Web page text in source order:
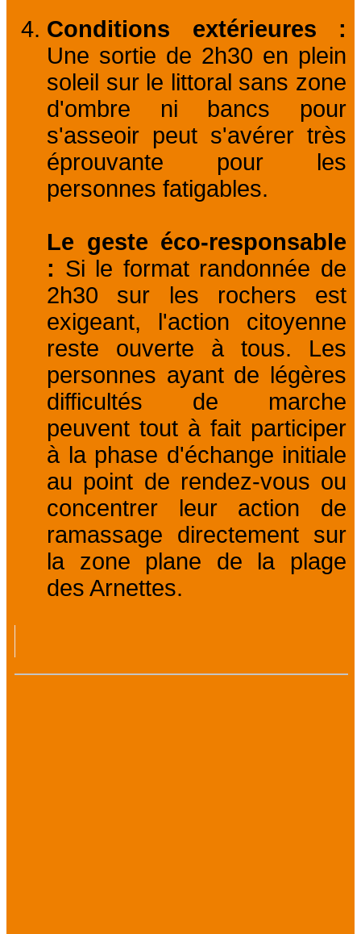
Conditions extérieures :
Une sortie de 2h30 en plein
soleil sur le littoral sans zone
d'ombre ni bancs pour
s'asseoir peut s'avérer très
éprouvante pour les
personnes fatigables.
Le geste éco-responsable
: Si le format randonnée de
2h30 sur les rochers est
exigeant, l'action citoyenne
reste ouverte à tous. Les
personnes ayant de légères
difficultés de marche
peuvent tout à fait participer
à la phase d'échange initiale
au point de rendez-vous ou
concentrer leur action de
ramassage directement sur
la zone plane de la plage
des Arnettes.